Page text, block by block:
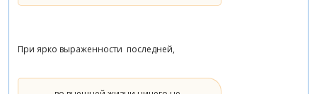
При ярко выраженности последней,